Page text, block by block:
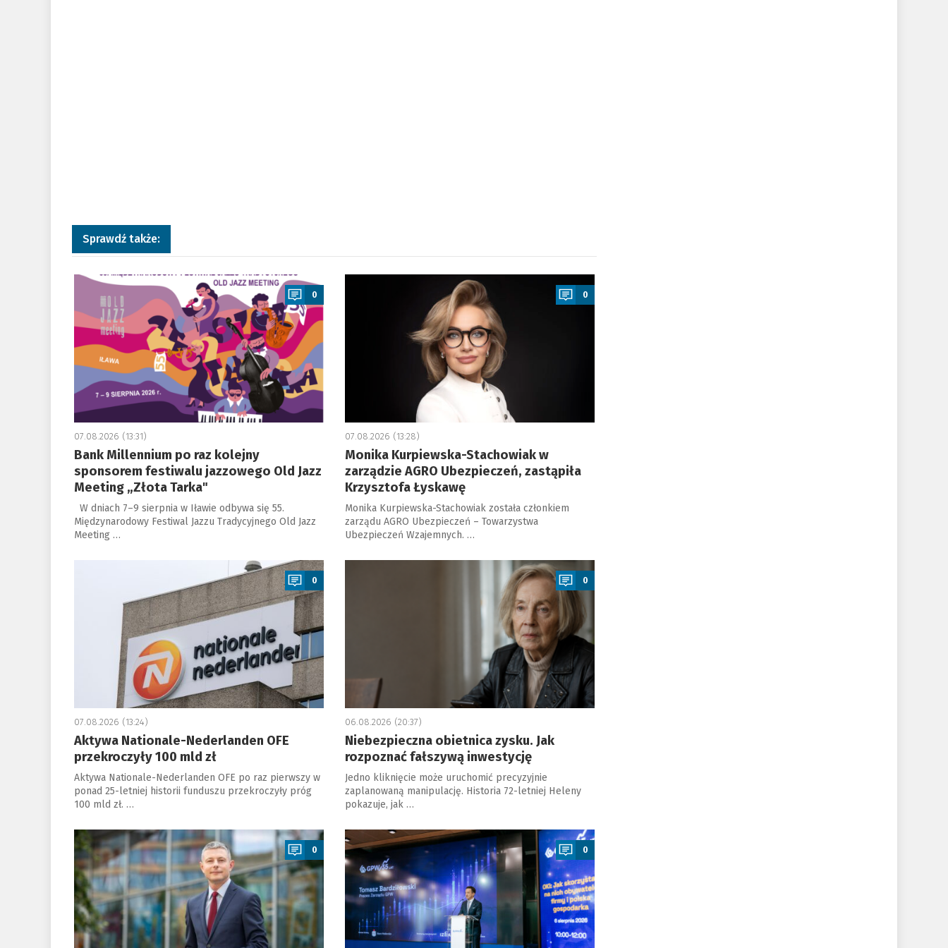
Sprawdź także:
a
0
07.08.2026 (13:31)
Bank Millennium po raz kolejny
sponsorem festiwalu jazzowego Old Jazz
Meeting „Złota Tarka"
W dniach 7–9 sierpnia w Iławie odbywa się 55.
Międzynarodowy Festiwal Jazzu Tradycyjnego Old Jazz
Meeting …
a
0
07.08.2026 (13:28)
Monika Kurpiewska-Stachowiak w
zarządzie AGRO Ubezpieczeń, zastąpiła
Krzysztofa Łyskawę
Monika Kurpiewska-Stachowiak została członkiem
zarządu AGRO Ubezpieczeń – Towarzystwa
Ubezpieczeń Wzajemnych. …
0
07.08.2026 (13:24)
Aktywa Nationale-Nederlanden OFE
przekroczyły 100 mld zł
Aktywa Nationale-Nederlanden OFE po raz pierwszy w
ponad 25-letniej historii funduszu przekroczyły próg
100 mld zł. …
a
0
06.08.2026 (20:37)
Niebezpieczna obietnica zysku. Jak
rozpoznać fałszywą inwestycję
Jedno kliknięcie może uruchomić precyzyjnie
zaplanowaną manipulację. Historia 72-letniej Heleny
pokazuje, jak …
a
0
a
0